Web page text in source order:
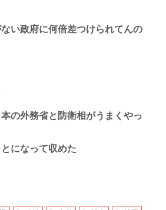
い政府に何倍差つけられてんの
の外務省と防衛相がうまくやっ
になって収めた